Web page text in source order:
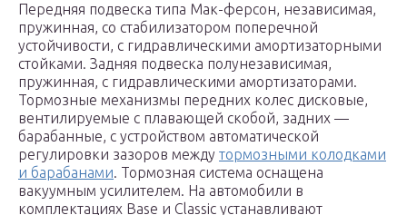
Передняя подвеска типа Мак-ферсон, независимая,
пружинная, со стабилизатором поперечной
устойчивости, с гидравлическими амортизаторными
стойками. Задняя подвеска полунезависимая,
пружинная, с гидравлическими амортизаторами.
Тормозные механизмы передних колес дисковые,
вентилируемые с плавающей скобой, задних —
барабанные, с устройством автоматической
регулировки зазоров между тормозными колодками
и барабанами. Тормозная система оснащена
вакуумным усилителем. На автомобили в
комплектациях Base и Classic устанавливают